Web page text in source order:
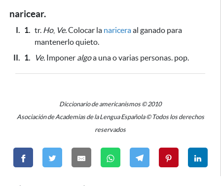
naricear.
I. 1. tr. Ho, Ve.Colocar la nariceraal ganado para
mantenerlo quieto.
II. 1. Ve. Imponer algoa una o varias personas. pop.
Diccionario de americanismos © 2010
Asociación de Academias de la Lengua Española © Todos los derechos
reservados